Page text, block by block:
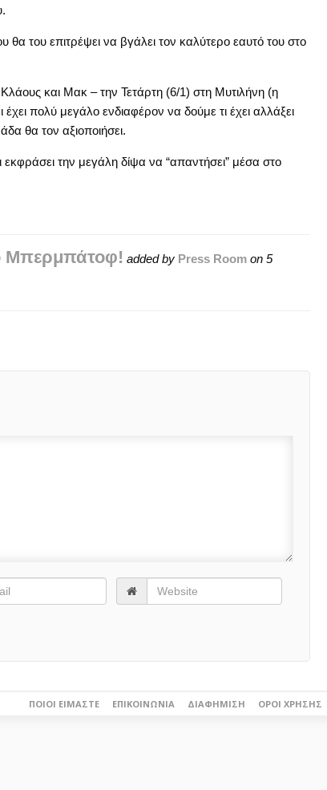
θα του επιτρέψει να βγάλει τον καλύτερο εαυτό του στο
και Μακ – την Τετάρτη (6/1) στη Μυτιλήνη (η
πολύ μεγάλο ενδιαφέρον να δούμε τι έχει αλλάξει
θα τον αξιοποιήσει.
την μεγάλη δίψα να “απαντήσει” μέσα στο
Μπερμπάτοφ! added by Press Roomon 5
ΠΟΙΟΙ ΕΊΜΑΣΤΕ ΕΠΙΚΟΙΝΩΝΊΑ ΔΙΑΦΉΜΙΣΗ ΌΡΟΙ ΧΡΉΣΗΣ